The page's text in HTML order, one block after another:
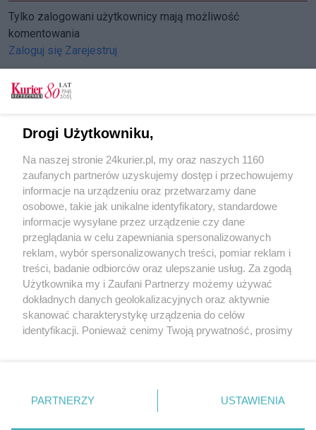
Tylko zalogowani użytkownicy mają możliwość
komentowania
Zaloguj się Zarejestruj
Niepodległości: 150 tys. uczestników; ratusz –
47 tys. osób
POGODA
26℃
Zobacz prognozę na 3 dni
Copyright © 2022 Kurier Szczeciński sp. z o.o.
Wszelkie prawa zastrzeżone
Drogi Użytkowniku,
Na naszej stronie 24kurier.pl, my oraz naszych 1160
zaufanych partnerów uzyskujemy dostęp i przechowujemy
informacje na urządzeniu oraz przetwarzamy dane
osobowe, takie jak unikalne identyfikatory, standardowe
informacje wysyłane przez urządzenie czy dane
przeglądania w celu zapewniania spersonalizowanych
reklam, wybór spersonalizowanych treści, pomiar reklam i
treści, badanie odbiorców oraz ulepszanie usług. Za zgodą
Użytkownika my i Zaufani Partnerzy możemy używać
dokładnych danych geolokalizacyjnych oraz aktywnie
skanować charakterystykę urządzenia do celów
identyfikacji. Ponieważ cenimy Twoją prywatność, prosimy
prywatności znajdujący się w lewym dolnym rogu strony
. Niektóre rodzaje przetwarzania danych nie wymagają
PARTNERZY USTAWIENIA